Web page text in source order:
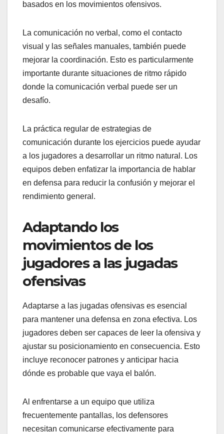
basados en los movimientos ofensivos.
La comunicación no verbal, como el contacto
visual y las señales manuales, también puede
mejorar la coordinación. Esto es particularmente
importante durante situaciones de ritmo rápido
donde la comunicación verbal puede ser un
desafío.
La práctica regular de estrategias de
comunicación durante los ejercicios puede ayudar
a los jugadores a desarrollar un ritmo natural. Los
equipos deben enfatizar la importancia de hablar
en defensa para reducir la confusión y mejorar el
rendimiento general.
Adaptando los
movimientos de los
jugadores a las jugadas
ofensivas
Adaptarse a las jugadas ofensivas es esencial
para mantener una defensa en zona efectiva. Los
jugadores deben ser capaces de leer la ofensiva y
ajustar su posicionamiento en consecuencia. Esto
incluye reconocer patrones y anticipar hacia
dónde es probable que vaya el balón.
Al enfrentarse a un equipo que utiliza
frecuentemente pantallas, los defensores
necesitan comunicarse efectivamente para